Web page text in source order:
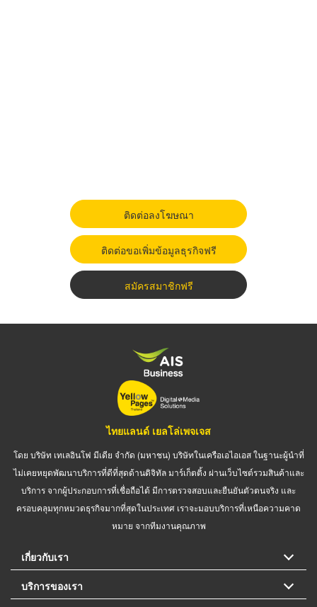
ติดต่อลงโฆษณา
ติดต่อขอเพิ่มข้อมูลธุรกิจฟรี
สมัครสมาชิกฟรี
ไทยแลนด์ เยลโล่เพจเจส
โดย บริษัท เทเลอินโฟ มีเดีย จำกัด (มหาชน) บริษัทในเครือเอไอเอส ในฐานะผู้นำที่
ไม่เคยหยุดพัฒนาบริการที่ดีที่สุดด้านดิจิทัล มาร์เก็ตติ้ง ผ่านเว็บไซต์รวมสินค้าและ
บริการ จากผู้ประกอบการที่เชื่อถือได้ มีการตรวจสอบและยืนยันตัวตนจริง และ
ครอบคลุมทุกหมวดธุรกิจมากที่สุดในประเทศ เราจะมอบบริการที่เหนือความคาด
หมาย จากทีมงานคุณภาพ
เกี่ยวกับเรา
บริการของเรา